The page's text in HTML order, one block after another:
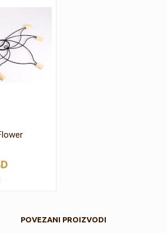
POVEZANI PROIZVODI